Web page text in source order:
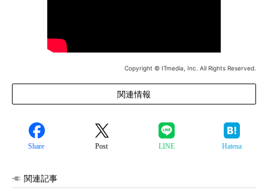
Copyright © ITmedia, Inc. All Rights Reserved.
関連情報
Share Post LINE Hatena
関連記事